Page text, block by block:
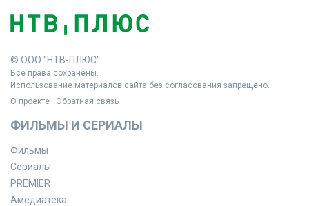
© ООО "НТВ-ПЛЮС"
Все права сохранены.
Использование материалов сайта без согласования запрещено.
О проекте
Обратная связь
ФИЛЬМЫ И СЕРИАЛЫ
Фильмы
Сериалы
PREMIER
Амедиатека